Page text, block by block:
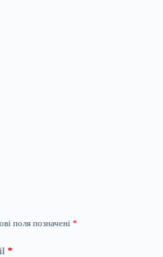
поля позначені *
*